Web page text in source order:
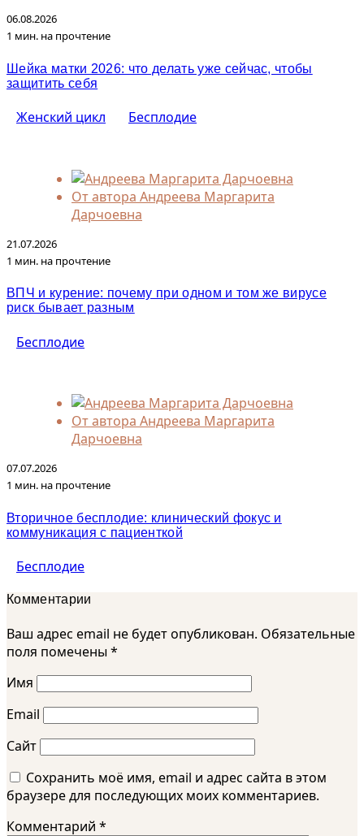
06.08.2026
1 мин. на прочтение
Шейка матки 2026: что делать уже сейчас, чтобы
защитить себя
Женский цикл Бесплодие
От автора Андреева Маргарита
Дарчоевна
21.07.2026
1 мин. на прочтение
ВПЧ и курение: почему при одном и том же вирусе
риск бывает разным
Бесплодие
От автора Андреева Маргарита
Дарчоевна
07.07.2026
1 мин. на прочтение
Вторичное бесплодие: клинический фокус и
коммуникация с пациенткой
Бесплодие
Комментарии
Ваш адрес email не будет опубликован. Обязательные
поля помечены*
Имя
Email
Сайт
Сохранить моё имя, email и адрес сайта в этом
браузере для последующих моих комментариев.
Комментарий *